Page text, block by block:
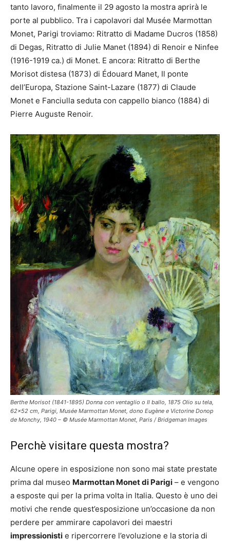
tanto lavoro, finalmente il 29 agosto la mostra aprirà le
porte al pubblico. Tra i capolavori dal Musée Marmottan
Monet, Parigi troviamo: Ritratto di Madame Ducros (1858)
di Degas, Ritratto di Julie Manet (1894) di Renoir e Ninfee
(1916-1919 ca.) di Monet. E ancora: Ritratto di Berthe
Morisot distesa (1873) di Édouard Manet, Il ponte
dell’Europa, Stazione Saint-Lazare (1877) di Claude
Monet e Fanciulla seduta con cappello bianco (1884) di
Pierre Auguste Renoir.
Berthe Morisot (1841-1895) Donna con ventaglio o Il ballo, 1875 Olio su tela,
62×52 cm, Parigi, Musée Marmottan Monet, dono Eugène e Victorine Donop
de Monchy, 1940 – © Musée Marmottan Monet, Paris / Bridgeman Images
Perchè visitare questa mostra?
Alcune opere in esposizione non sono mai state prestate
prima dal museo Marmottan Monet di Parigi – e vengono
a esposte qui per la prima volta in Italia. Questo è uno dei
motivi che rende quest’esposizione un’occasione da non
perdere per ammirare capolavori dei maestri
impressionisti e ripercorrere l’evoluzione e la storia di